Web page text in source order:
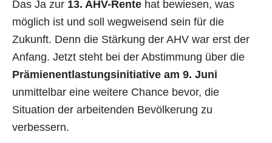
Das Ja zur 13. AHV-Rente hat bewiesen, was
möglich ist und soll wegweisend sein für die
Zukunft. Denn die Stärkung der AHV war erst der
Anfang. Jetzt steht bei der Abstimmung über die
Prämienentlastungsinitiative am 9. Juni
unmittelbar eine weitere Chance bevor, die
Situation der arbeitenden Bevölkerung zu
verbessern.